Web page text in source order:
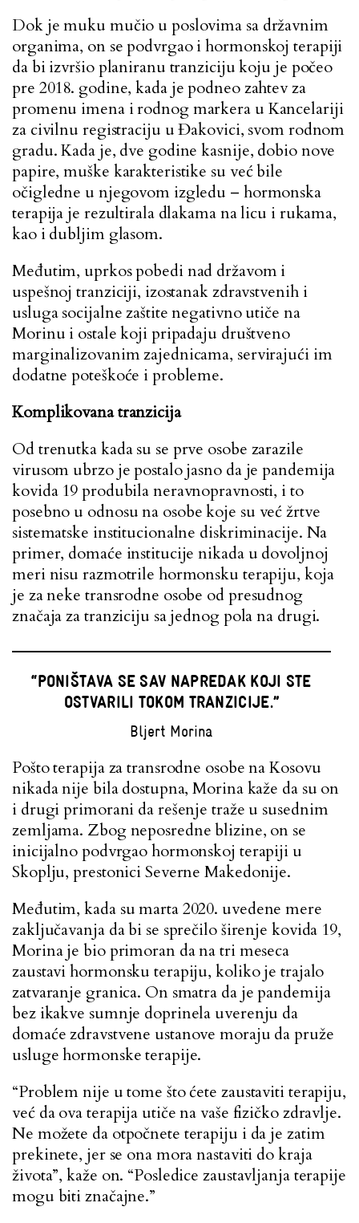
Dok je muku mučio u poslovima sa državnim
organima, on se podvrgao i hormonskoj terapiji
da bi izvršio planiranu tranziciju koju je počeo
pre 2018. godine, kada je podneo zahtev za
promenu imena i rodnog markera u Kancelariji
za civilnu registraciju u Đakovici, svom rodnom
gradu. Kada je, dve godine kasnije, dobio nove
papire, muške karakteristike su već bile
očigledne u njegovom izgledu – hormonska
terapija je rezultirala dlakama na licu i rukama,
kao i dubljim glasom.
Međutim, uprkos pobedi nad državom i
uspešnoj tranziciji, izostanak zdravstvenih i
usluga socijalne zaštite negativno utiče na
Morinu i ostale koji pripadaju društveno
marginalizovanim zajednicama, servirajući im
dodatne poteškoće i probleme.
Komplikovana tranzicija
Od trenutka kada su se prve osobe zarazile
virusom ubrzo je postalo jasno da je pandemija
kovida 19 produbila neravnopravnosti, i to
posebno u odnosu na osobe koje su već žrtve
sistematske institucionalne diskriminacije. Na
primer, domaće institucije nikada u dovoljnoj
meri nisu razmotrile hormonsku terapiju, koja
je za neke transrodne osobe od presudnog
značaja za tranziciju sa jednog pola na drugi.
“PONIŠTAVA SE SAV NAPREDAK KOJI STE
OSTVARILI TOKOM TRANZICIJE.”
Bljert Morina
Pošto terapija za transrodne osobe na Kosovu
nikada nije bila dostupna, Morina kaže da su on
i drugi primorani da rešenje traže u susednim
zemljama. Zbog neposredne blizine, on se
inicijalno podvrgao hormonskoj terapiji u
Skoplju, prestonici Severne Makedonije.
Međutim, kada su marta 2020. uvedene mere
zaključavanja da bi se sprečilo širenje kovida 19,
Morina je bio primoran da na tri meseca
zaustavi hormonsku terapiju, koliko je trajalo
zatvaranje granica. On smatra da je pandemija
bez ikakve sumnje doprinela uverenju da
domaće zdravstvene ustanove moraju da pruže
usluge hormonske terapije.
“Problem nije u tome što ćete zaustaviti terapiju,
već da ova terapija utiče na vaše fizičko zdravlje.
Ne možete da otpočnete terapiju i da je zatim
prekinete, jer se ona mora nastaviti do kraja
života”, kaže on. “Posledice zaustavljanja terapije
mogu biti značajne.”